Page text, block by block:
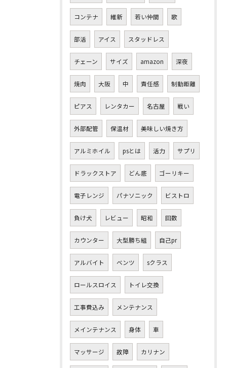
コンテナ 維新 若い仲間 歌
部活 アイス スタッドレス
チェーン サイズ amazon 深夜
焼肉 大阪 中 責任感 制動距離
ピアス レンタカー 名古屋 戦い
外部配管 保温材 美味しい焼き方
アルミホイル psとは 活力 サプリ
ドラックストア どん底 ゴーリキー
電子レンジ パナソニック ビストロ
負け犬 レビュー 昭和 回数
カウンター 大型勝ち組 自己pr
アルバイト ベンツ sクラス
ロールスロイス トイレ交換
工事費込み メンテナンス
メインテナンス 身体 車
マッサージ 故障 カリナン